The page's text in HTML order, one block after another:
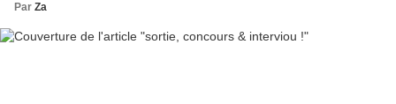
Par Za